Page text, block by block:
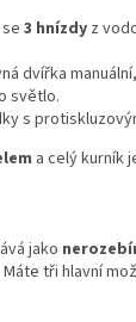
3 hnízdy z
dvířka
světlo.
s
a celý kurník
jako
tři hlavní